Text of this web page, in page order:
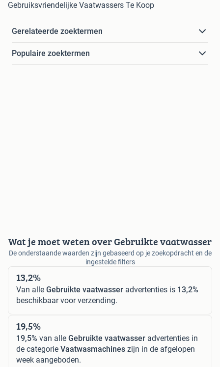
Gebruiksvriendelijke Vaatwassers Te Koop
Gerelateerde zoektermen
Populaire zoektermen
Wat je moet weten over Gebruikte vaatwasser
De onderstaande waarden zijn gebaseerd op je zoekopdracht en de
ingestelde filters
13,2%
Van alle Gebruikte vaatwasser advertenties is 13,2%
beschikbaar voor verzending.
19,5%
19,5% van alle Gebruikte vaatwasser advertenties in
de categorie Vaatwasmachines zijn in de afgelopen
week aangeboden.